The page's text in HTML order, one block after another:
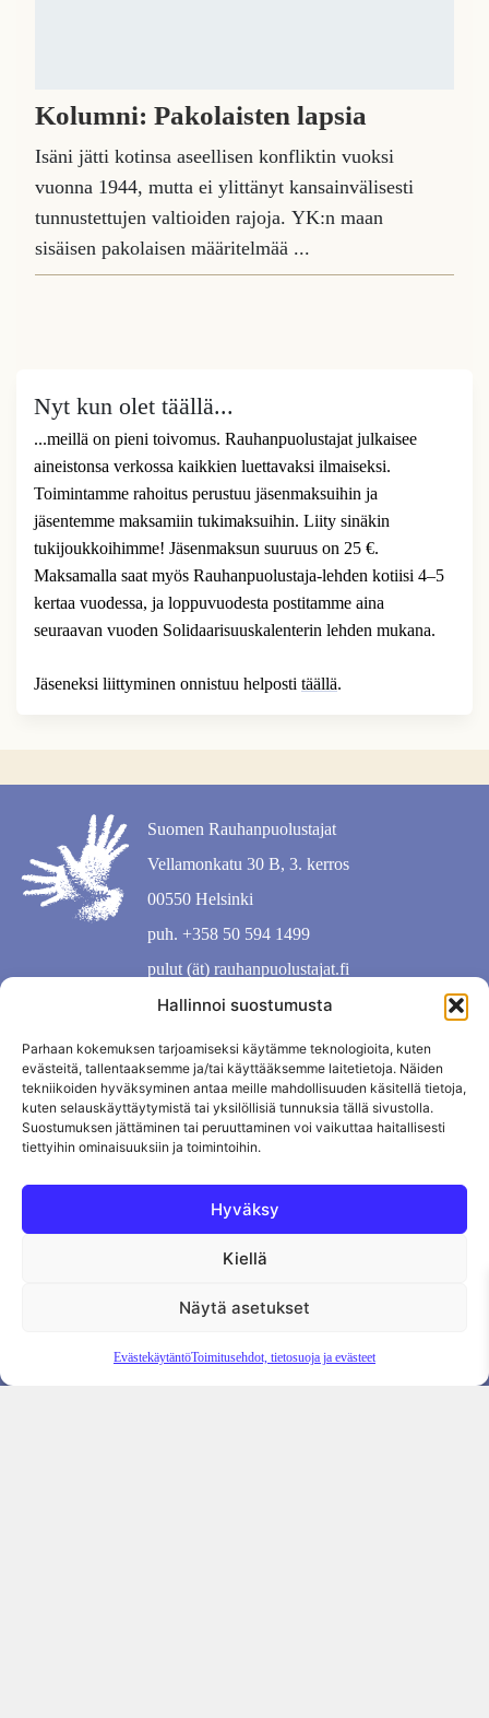
Hallinnoi suostumusta
Parhaan kokemuksen tarjoamiseksi käytämme teknologioita, kuten
evästeitä, tallentaaksemme ja/tai käyttääksemme laitetietoja. Näiden
tekniikoiden hyväksyminen antaa meille mahdollisuuden käsitellä tietoja,
kuten selauskäyttäytymistä tai yksilöllisiä tunnuksia tällä sivustolla.
Suostumuksen jättäminen tai peruuttaminen voi vaikuttaa haitallisesti
tiettyihin ominaisuuksiin ja toimintoihin.
Hyväksy
Kiellä
Näytä asetukset
EvästekäytäntöToimitusehdot, tietosuoja ja evästeet
Kolumni: Pakolaisten lapsia
Isäni jätti kotinsa aseellisen konfliktin vuoksi
vuonna 1944, mutta ei ylittänyt kansainvälisesti
tunnustettujen valtioiden rajoja. YK:n maan
sisäisen pakolaisen määritelmää ...
Nyt kun olet täällä...
...meillä on pieni toivomus. Rauhanpuolustajat julkaisee
aineistonsa verkossa kaikkien luettavaksi ilmaiseksi.
Toimintamme rahoitus perustuu jäsenmaksuihin ja
jäsentemme maksamiin tukimaksuihin. Liity sinäkin
tukijoukkoihimme! Jäsenmaksun suuruus on 25 €.
Maksamalla saat myös Rauhanpuolustaja-lehden kotiisi 4–5
kertaa vuodessa, ja loppuvuodesta postitamme aina
seuraavan vuoden Solidaarisuuskalenterin lehden mukana.
Jäseneksi liittyminen onnistuu helposti täällä.
Suomen Rauhanpuolustajat
Vellamonkatu 30 B, 3. kerros
00550 Helsinki
puh. +358 50 594 1499
pulut (ät) rauhanpuolustajat.fi
Evästekäytäntö
Tilauksen peruutus